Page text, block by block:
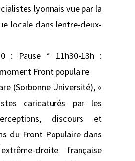
lyonnais vue par la
locale dans lentre-deux-
: Pause * 11h30-13h :
Front populaire
(Sorbonne Université), «
caricaturés par les
discours et
du Front Populaire dans
droite française